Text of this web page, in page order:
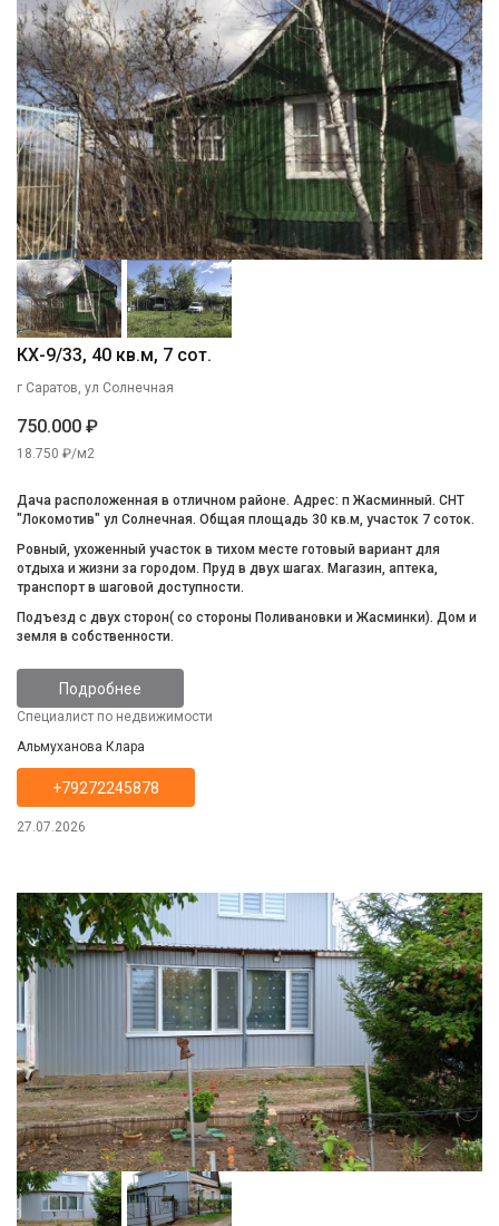
КХ-9/33, 40 кв.м, 7 сот.
г Саратов, ул Солнечная
750.000 ₽
18.750 ₽/м2
Дача расположенная в отличном районе. Адрес: п Жасминный. СНТ
"Локомотив" ул Солнечная. Общая площадь 30 кв.м, участок 7 соток.
Ровный, ухоженный участок в тихом месте готовый вариант для
отдыха и жизни за городом. Пруд в двух шагах. Магазин, аптека,
транспорт в шаговой доступности.
Подъезд с двух сторон( со стороны Поливановки и Жасминки). Дом и
земля в собственности.
Подробнее
Специалист по недвижимости
Альмуханова Клара
+79272245878
27.07.2026